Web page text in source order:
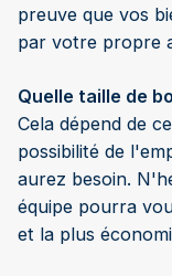
preuve que vos
par votre propre
Quelle taille de
Cela dépend de
possibilité de
aurez besoin.
équipe pourra
et la plus